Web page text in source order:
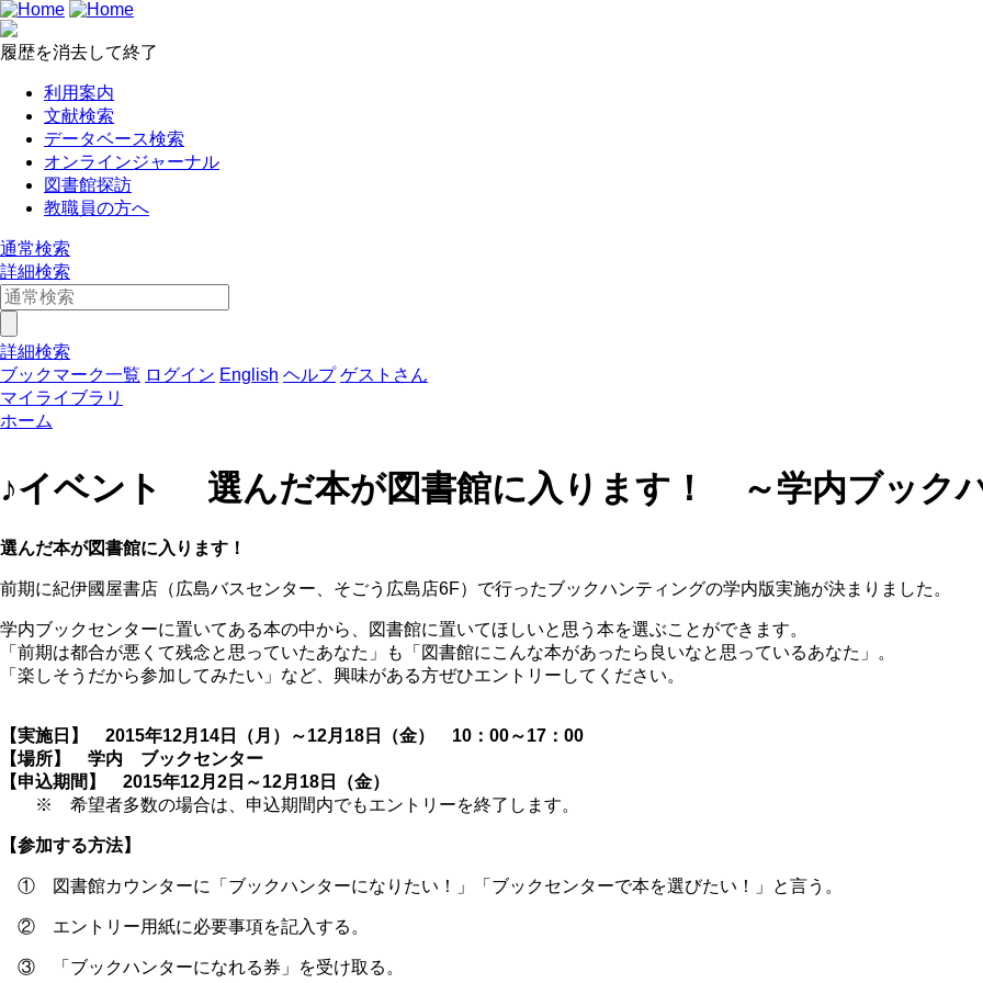
履歴を消去して終了
利用案内
文献検索
データベース検索
オンラインジャーナル
図書館探訪
教職員の方へ
通常検索
詳細検索
詳細検索
ブックマーク一覧 ログイン English ヘルプ ゲストさん
マイライブラリ
ホーム
♪イベント 選んだ本が図書館に入ります！ ～学内ブック
選んだ本が図書館に入ります！
前期に紀伊國屋書店（広島バスセンター、そごう広島店6F）で行ったブックハンティングの学内版実施が決まりました。
学内ブックセンターに置いてある本の中から、図書館に置いてほしいと思う本を選ぶことができます。
「前期は都合が悪くて残念と思っていたあなた」も「図書館にこんな本があったら良いなと思っているあなた」。
「楽しそうだから参加してみたい」など、興味がある方ぜひエントリーしてください。
【実施日】 2015年12月14日（月）～12月18日（金） 10：00～17：00
【場所】 学内 ブックセンター
【申込期間】 2015年12月2日～12月18日（金）
※ 希望者多数の場合は、申込期間内でもエントリーを終了します。
【参加する方法】
① 図書館カウンターに「ブックハンターになりたい！」「ブックセンターで本を選びたい！」と言う。
② エントリー用紙に必要事項を記入する。
③ 「ブックハンターになれる券」を受け取る。